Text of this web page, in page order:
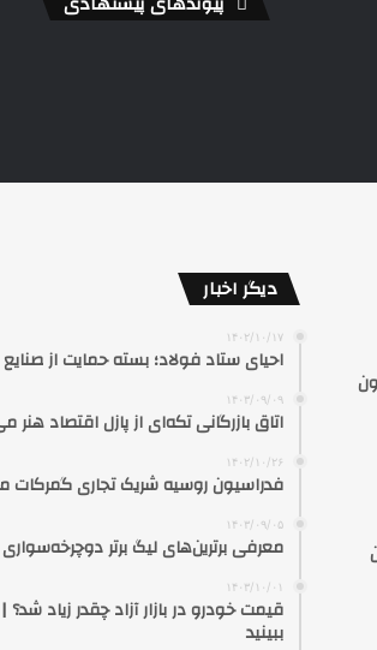
دیگر اخبار
۱۴۰۲/۱۰/۱۷
احیای ستاد فولاد؛ بسته حمایت از
۱۴۰۳/۰۹/۰۹
اتاق بازرگانی تکه‌ای از پازل اقتصاد
۱۴۰۲/۱۰/۲۶
فدراسیون روسیه شریک تجاری گمرکات
۱۴۰۳/۰۹/۰۵
معرفی برترین‌های لیگ برتر
۱۴۰۳/۱۰/۰۱
قیمت خودرو در بازار آزاد چقدر زیاد
ببینید